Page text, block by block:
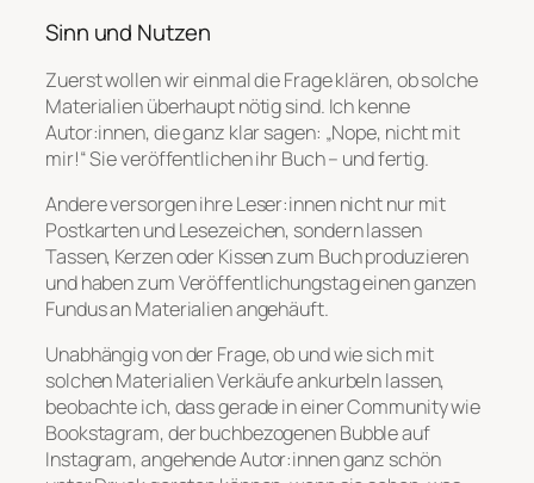
Sinn und Nutzen
Zuerst wollen wir einmal die Frage klären, ob solche
Materialien überhaupt nötig sind. Ich kenne
Autor:innen, die ganz klar sagen: „Nope, nicht mit
mir!“ Sie veröffentlichen ihr Buch – und fertig.
Andere versorgen ihre Leser:innen nicht nur mit
Postkarten und Lesezeichen, sondern lassen
Tassen, Kerzen oder Kissen zum Buch produzieren
und haben zum Veröffentlichungstag einen ganzen
Fundus an Materialien angehäuft.
Unabhängig von der Frage, ob und wie sich mit
solchen Materialien Verkäufe ankurbeln lassen,
beobachte ich, dass gerade in einer Community wie
Bookstagram, der buchbezogenen Bubble auf
Instagram, angehende Autor:innen ganz schön